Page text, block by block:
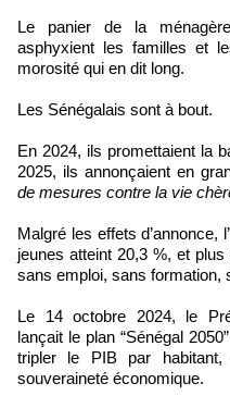
Le panier de la
asphyxient les familles et
morosité qui en dit long.
Les Sénégalais sont à bout.
En 2024, ils promettaient la
2025, ils annonçaient en
de mesures contre la vie
Malgré les effets d’annonce,
jeunes atteint 20,3 %, et
sans emploi, sans formation,
Le 14 octobre 2024, le
lançait le plan “Sénégal
tripler le PIB par
souveraineté économique.